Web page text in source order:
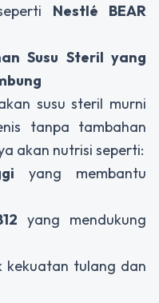
Nestlé BEAR
Susu Steril yang
susu steril murni
tanpa tambahan
akan nutrisi seperti:
yang membantu
yang mendukung
kekuatan tulang dan